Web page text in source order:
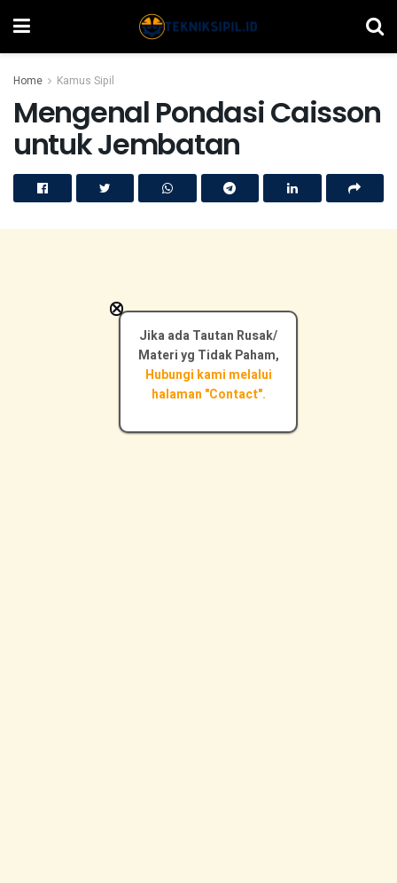
Home Kamus Sipil
Mengenal Pondasi Caisson
untuk Jembatan
Jika ada Tautan Rusak/
Materi yg Tidak Paham,
Hubungi kami melalui
halaman "Contact".
×